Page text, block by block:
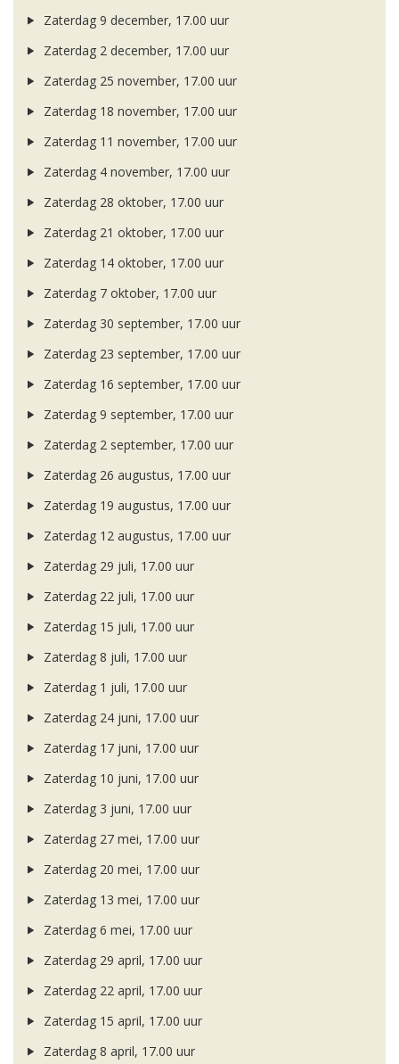
Zaterdag 9 december, 17.00 uur
Zaterdag 2 december, 17.00 uur
Zaterdag 25 november, 17.00 uur
Zaterdag 18 november, 17.00 uur
Zaterdag 11 november, 17.00 uur
Zaterdag 4 november, 17.00 uur
Zaterdag 28 oktober, 17.00 uur
Zaterdag 21 oktober, 17.00 uur
Zaterdag 14 oktober, 17.00 uur
Zaterdag 7 oktober, 17.00 uur
Zaterdag 30 september, 17.00 uur
Zaterdag 23 september, 17.00 uur
Zaterdag 16 september, 17.00 uur
Zaterdag 9 september, 17.00 uur
Zaterdag 2 september, 17.00 uur
Zaterdag 26 augustus, 17.00 uur
Zaterdag 19 augustus, 17.00 uur
Zaterdag 12 augustus, 17.00 uur
Zaterdag 29 juli, 17.00 uur
Zaterdag 22 juli, 17.00 uur
Zaterdag 15 juli, 17.00 uur
Zaterdag 8 juli, 17.00 uur
Zaterdag 1 juli, 17.00 uur
Zaterdag 24 juni, 17.00 uur
Zaterdag 17 juni, 17.00 uur
Zaterdag 10 juni, 17.00 uur
Zaterdag 3 juni, 17.00 uur
Zaterdag 27 mei, 17.00 uur
Zaterdag 20 mei, 17.00 uur
Zaterdag 13 mei, 17.00 uur
Zaterdag 6 mei, 17.00 uur
Zaterdag 29 april, 17.00 uur
Zaterdag 22 april, 17.00 uur
Zaterdag 15 april, 17.00 uur
Zaterdag 8 april, 17.00 uur